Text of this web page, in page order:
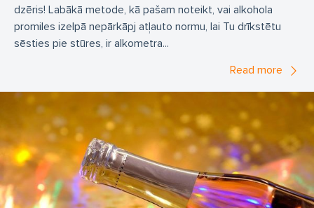
bustaxi transporta noma ar vadītāju
alkometrs
Braukšana dzērumā
dzēris! Labākā metode, kā pašam noteikt, vai alkohola
promiles izelpā nepārkāpj atļauto normu, lai Tu drīkstētu
sēsties pie stūres, ir alkometra...
Read more